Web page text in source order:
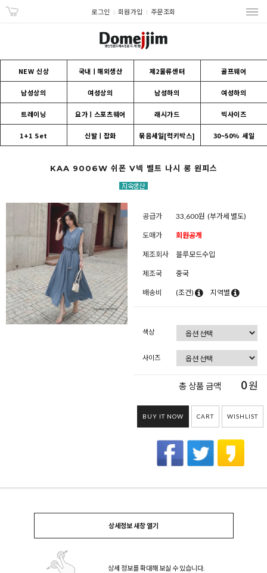
로그인 회원가입 주문조회
NEW 신상 국내ㅣ해외생산 제2물류센터 골프웨어
남성상의 여성상의 남성하의 여성하의
트레이닝 요가ㅣ스포츠웨어 래시가드 빅사이즈
1+1 Set 신발ㅣ잡화 묶음세일[럭키박스] 30~50% 세일
KAA 9006W 쉬폰 V넥 벨트 나시 롱 원피스
공급가 33,600원 (부가세 별도)
도매가 회원공개
제조회사 블루모드수입
제조국 중국
배송비 (조건) 지역별
색상
사이즈
총 상품 금액 0원
BUY IT NOW CART WISHLIST
상세정보 새창 열기
상세 정보를 확대해 보실 수 있습니다.